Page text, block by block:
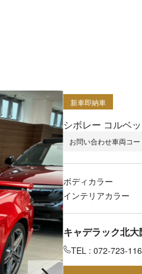
新車即納車
シボレー コルベ
お問い合わせ車両コー
ボディカラー
インテリアカラー
キャデラック北
TEL : 072-723-